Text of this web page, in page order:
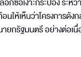
นให้เห็นว่าโครงการดั
ยกรัฐมนตรี อย่างต่อเนื่